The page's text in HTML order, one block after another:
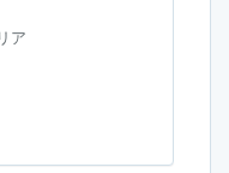
ア